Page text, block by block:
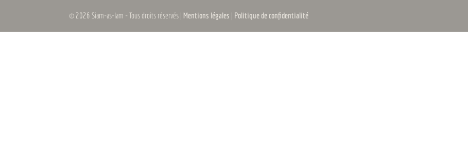
© 2026 Siam-as-Iam - Tous droits réservés | Mentions légales | Politique de confidentialité